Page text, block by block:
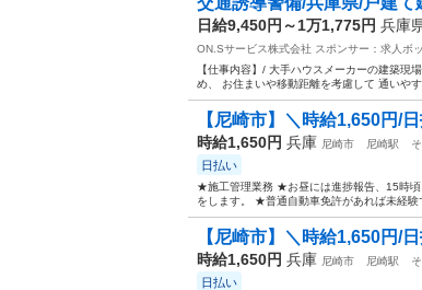
日給9,450円～1万1,775円 兵庫
ON.Sサービス株式会社 スポンサー：求人ボ
【仕事内容】/ 大手ハウスメーカーの建築現
め、 お住まいや移動距離を考慮して 通いや
【尼崎市】＼時給1,650円/
時給1,650円 兵庫 尼崎市 尼崎駅
日払い
★施工管理業務 ★お昼には進捗報告、15時
をします。 ★普通自動車免許があれば未経
【尼崎市】＼時給1,650円/
時給1,650円 兵庫 尼崎市 尼崎駅
日払い